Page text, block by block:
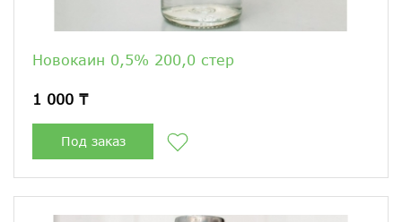
Новокаин 0,5% 200,0 стер
1 000 ₸
Под заказ